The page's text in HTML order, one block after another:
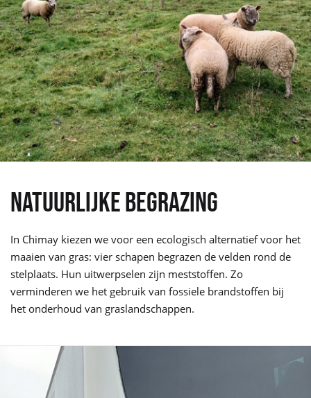
NATUURLIJKE BEGRAZING
In Chimay kiezen we voor een ecologisch alternatief voor het
maaien van gras: vier schapen begrazen de velden rond de
stelplaats. Hun uitwerpselen zijn meststoffen. Zo
verminderen we het gebruik van fossiele brandstoffen bij
het onderhoud van graslandschappen.